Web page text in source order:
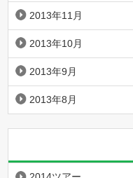
2013年11月
2013年10月
2013年9月
2013年8月